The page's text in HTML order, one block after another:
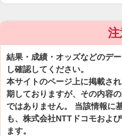
注
結果・成績・オッズなどのデ
し確認してください。
本サイトのページ上に掲載さ
期しておりますが、その内容
ではありません。 当該情報に
も、株式会社NTTドコモおよ
ます。